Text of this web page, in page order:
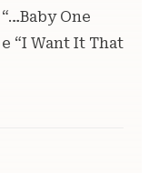
One
“I Want It That